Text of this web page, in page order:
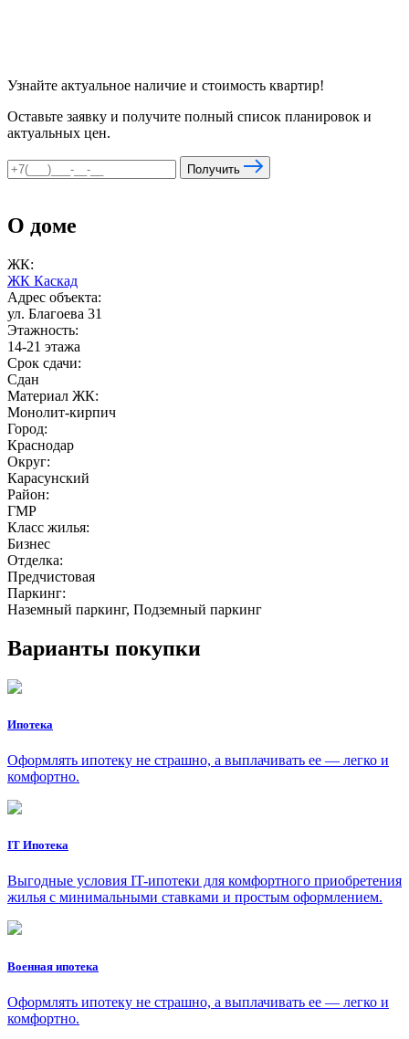
Узнайте актуальное наличие и стоимость квартир!
Оставьте заявку и получите полный список планировок и
актуальных цен.
Получить
О доме
ЖК:
ЖК Каскад
Адрес объекта:
ул. Благоева 31
Этажность:
14-21 этажа
Срок сдачи:
Сдан
Материал ЖК:
Монолит-кирпич
Город:
Краснодар
Округ:
Карасунский
Район:
ГМР
Класс жилья:
Бизнес
Отделка:
Предчистовая
Паркинг:
Наземный паркинг, Подземный паркинг
Варианты покупки
Ипотека
Оформлять ипотеку не страшно, а выплачивать ее — легко и
комфортно.
IT Ипотека
Выгодные условия IT-ипотеки для комфортного приобретения
жилья с минимальными ставками и простым оформлением.
Военная ипотека
Оформлять ипотеку не страшно, а выплачивать ее — легко и
комфортно.